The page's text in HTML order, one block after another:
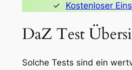
Kostenloser
DaZ Test
Solche Tests sind ein